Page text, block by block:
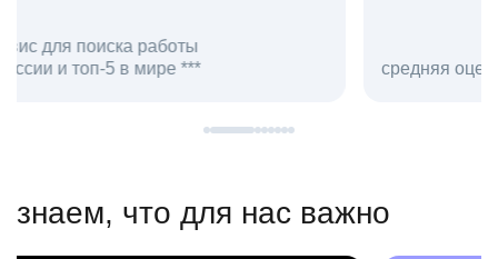
средняя оценка hh.ru как работодателя **
в hh.ru
знаем, что для нас важно